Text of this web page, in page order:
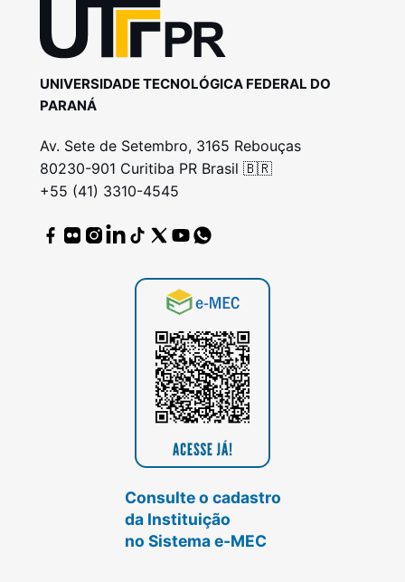
UNIVERSIDADE TECNOLÓGICA FEDERAL DO
PARANÁ
Av. Sete de Setembro, 3165 Rebouças
80230-901 Curitiba PR Brasil 🇧🇷
+55 (41) 3310-4545
Consulte o cadastro
da Instituição
no Sistema e-MEC